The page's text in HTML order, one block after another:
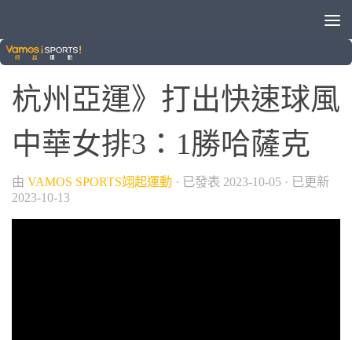
2022杭州亞運
杭州亞運》打出快速球風
中華女排3：1勝哈薩克
由 VAMOS SPORTS翊起運動 · 已發表 2023-10-05 · 已更新
2023-10-13